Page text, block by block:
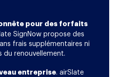
pour des forfaits
SignNow propose des
frais supplémentaires ni
du renouvellement.
entreprise. airSlate